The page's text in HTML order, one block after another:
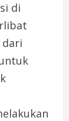
di
dari